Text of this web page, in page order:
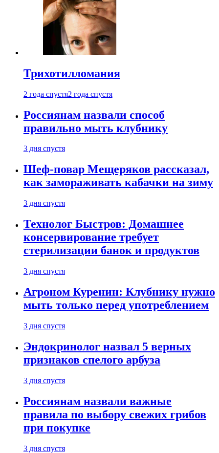
Трихотилломания
2 года спустя2 года спустя
Россиянам назвали способ
правильно мыть клубнику
3 дня спустя
Шеф-повар Мещеряков рассказал,
как замораживать кабачки на зиму
3 дня спустя
Технолог Быстров: Домашнее
консервирование требует
стерилизации банок и продуктов
3 дня спустя
Агроном Куренин: Клубнику нужно
мыть только перед употреблением
3 дня спустя
Эндокринолог назвал 5 верных
признаков спелого арбуза
3 дня спустя
Россиянам назвали важные
правила по выбору свежих грибов
при покупке
3 дня спустя